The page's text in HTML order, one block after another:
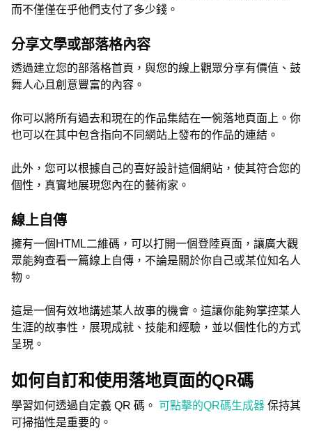
而不僅僅在乎他們支付了多少錢。
分享文學或部落格內容
透過建立您的部落格首頁，與您的線上觀眾分享有價值、鼓
舞人心且創意豐富的內容。
你可以將所有過去和現在的作品集結在一倇落地頁面上。你
也可以在其中包含指向不同網站上發布的作品的連結。
此外，您可以根據自己的喜好設計這個網站，使其符合您的
個性，真實地展現您內在的藝術家。
線上自傳
擁有一個HTML二維碼，可以打開一個登陸頁面，讓廣大觀
眾能夠查看一篇線上自傳，不論是關於你自己或某位知名人
物。
這是一個有效地講述某人故事的機會。這讓你能夠掌控某人
生涯的故事性，展現成就、技能和經驗，並以個性化的方式
呈現。
如何自訂和使用落地頁面的QR碼
學習如何透過自定義 QR 碼。 可點擊的QR碼生成器 保持其
可掃描性是重要的。